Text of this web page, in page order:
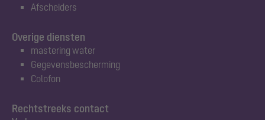
Afscheiders
Rechtstreeks contact
Overige diensten
mastering water
Gegevensbescherming
Colofon